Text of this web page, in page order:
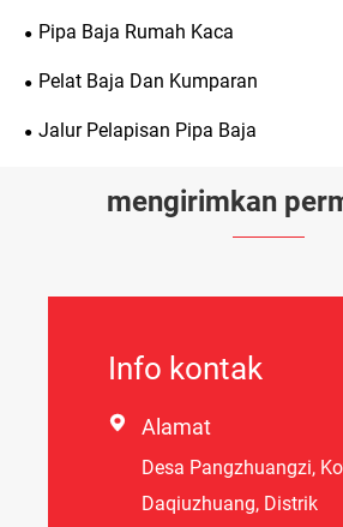
Pipa Baja Rumah Kaca
Pelat Baja Dan Kumparan
Jalur Pelapisan Pipa Baja
mengirimkan
Info kontak
 Alamat
Desa Pangzhuangzi,
Daqiuzhuang, Distrik